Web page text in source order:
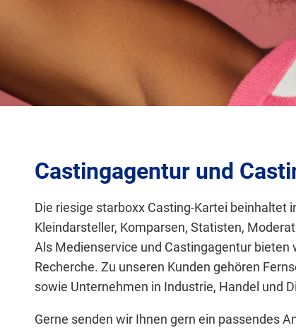
Castingagentur und
Die riesige starboxx Casting-Kartei beinhaltet
Kleindarsteller, Komparsen, Statisten,
Als Medienservice und Castingagentur bieten
Recherche. Zu unseren Kunden gehören
sowie Unternehmen in Industrie, Handel und
Gerne senden wir Ihnen gern ein passendes